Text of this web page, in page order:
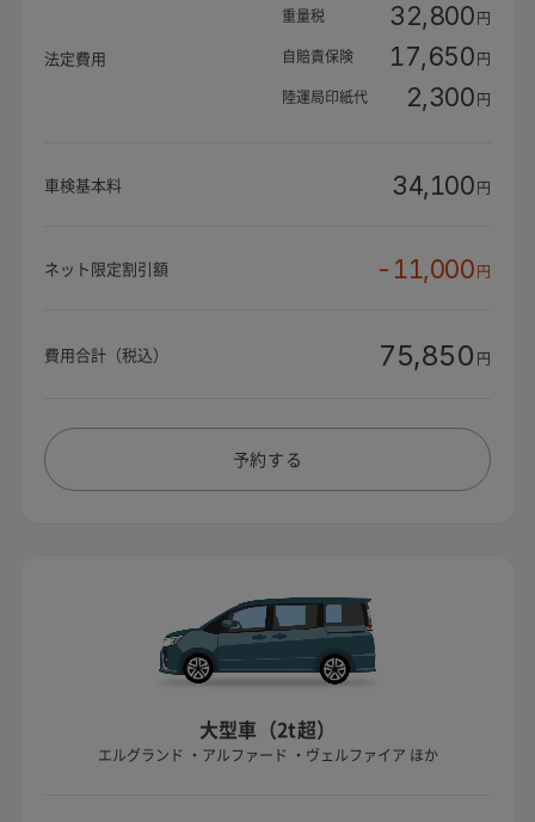
法定費用
重量税 32,800円
自賠責保険
17,650円
陸運局印紙代
2,300円
車検基本料 34,100円
ネット限定割引額 -11,000円
費用合計（税込） 75,850 円
予約する
大型車（2t超）
エルグランド ・アルファード ・ヴェルファイア ほか